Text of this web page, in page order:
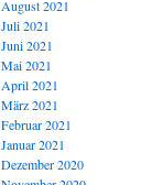
August 2021
Juli 2021
Juni 2021
Mai 2021
April 2021
März 2021
Februar 2021
Januar 2021
Dezember 2020